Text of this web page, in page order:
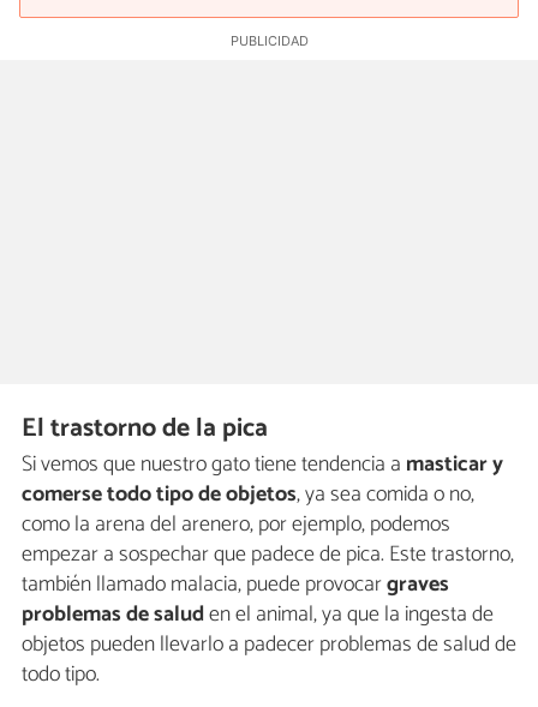
El trastorno de la pica
Si vemos que nuestro gato tiene tendencia a masticar y
comerse todo tipo de objetos, ya sea comida o no,
como la arena del arenero, por ejemplo, podemos
empezar a sospechar que padece de pica. Este trastorno,
también llamado malacia, puede provocargraves
problemas de saluden el animal, ya que la ingesta de
objetos pueden llevarlo a padecer problemas de salud de
todo tipo.